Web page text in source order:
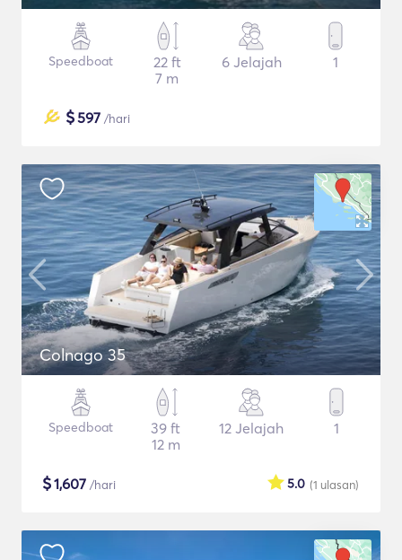
Speedboat
22 ft
7 m
6 Jelajah 1
$597 /hari
Colnago 35
Speedboat
39 ft
12 m
12 Jelajah 1
$1,607 /hari (1 ulasan)
5.0